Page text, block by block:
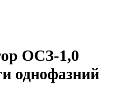
ОСЗ-1,0
однофазний